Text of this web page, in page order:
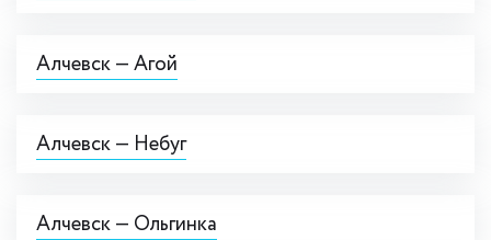
Алчевск — Агой
Алчевск — Небуг
Алчевск — Ольгинка